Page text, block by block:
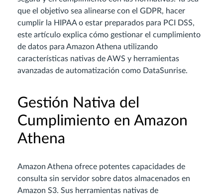
que el objetivo sea alinearse con el GDPR, hacer
cumplir la HIPAA o estar preparados para PCI DSS,
este artículo explica cómo gestionar el cumplimiento
de datos para Amazon Athena utilizando
características nativas de AWS y herramientas
avanzadas de automatización como DataSunrise.
Gestión Nativa del
Cumplimiento en Amazon
Athena
Amazon Athena ofrece potentes capacidades de
consulta sin servidor sobre datos almacenados en
Amazon S3. Sus herramientas nativas de